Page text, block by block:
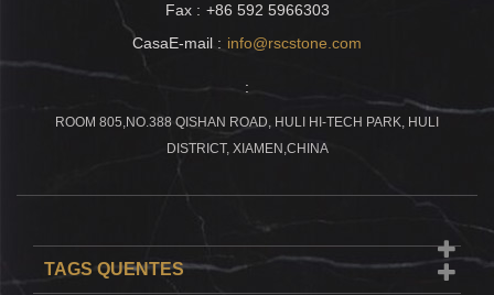
Fax : +86 592 5966303
CasaE-mail : info@rscstone.com
:
ROOM 805,NO.388 QISHAN ROAD, HULI HI-TECH PARK, HULI
DISTRICT, XIAMEN,CHINA
TAGS QUENTES